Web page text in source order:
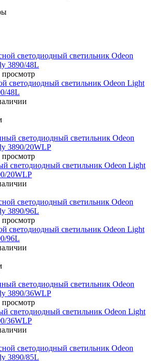
светодиодный светильник Odeon Light
48L
светодиодный светильник Odeon Light
20WLP
светодиодный светильник Odeon Light
96L
светодиодный светильник Odeon Light
36WLP